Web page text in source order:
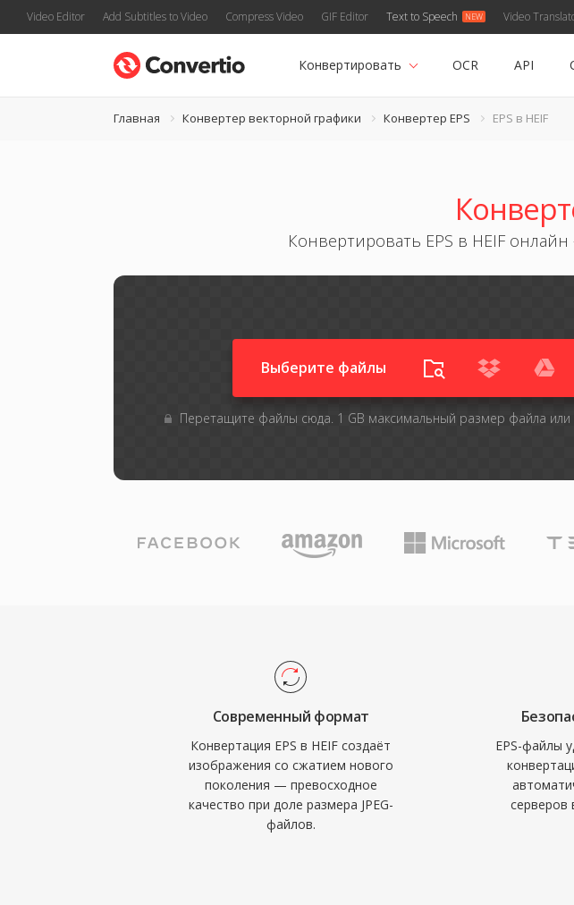
Video Editor Add Subtitles to Video Compress Video GIF Editor Text to Speech Video
Конвертировать OCR API
Главная Конвертер векторной графики Конвертер EPS EPS в HEIF
Конвертировать EPS в HEIF
Выберите файлы
Перетащите файлы сюда. 1 GB максимальный размер файла или
Современный формат
Конвертация EPS в HEIF создаёт
изображения со сжатием нового
поколения — превосходное
качество при доле размера JPEG-
файлов.
EPS-файлы
серверов